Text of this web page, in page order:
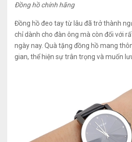
Đồng hồ chính hãng
Đồng hồ đeo tay từ lâu đã trở thành
chỉ dành cho đàn ông mà còn đối với
ngày nay. Quà tặng đồng hồ mang
gian, thể hiện sự trân trọng và muốn